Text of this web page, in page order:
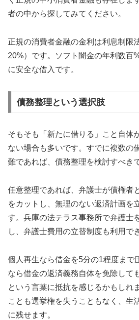
者の中から探してみてください。
正規の消費者金融の金利は利息制限
20%）です。ソフト闇金の年利数百
に安全な借入です。
債務整理という選択肢
そもそも「新たに借りる」こと自体
ない場合も多いです。すでに複数の
難であれば、債務整理を検討すべき
任意整理であれば、弁護士が債権者
をカットし、無理のない返済計画を
す。兵庫の法テラス事務所で弁護士
し、弁護士費用の立替制度も利用で
個人再生なら借金を5分の1程度まで
なら借金の返済義務自体を免除して
という言葉に抵抗を感じるかもしれ
ことも選挙権を失うこともなく、生
に残せます。